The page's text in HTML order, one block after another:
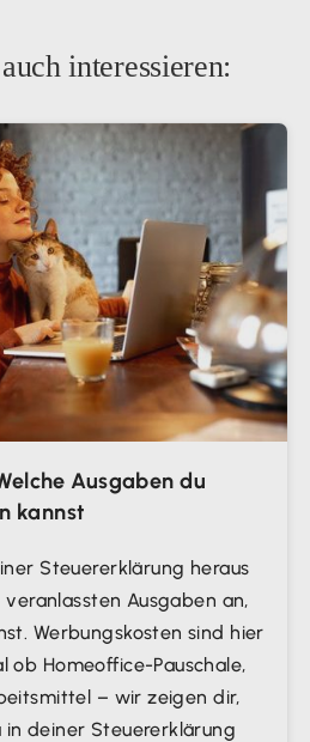
interessieren:
Ausgaben du
kannst
Steuererklärung heraus
Ausgaben an,
Werbungskosten sind hier
ob Homeoffice-Pauschale,
– wir zeigen dir,
deiner Steuererklärung